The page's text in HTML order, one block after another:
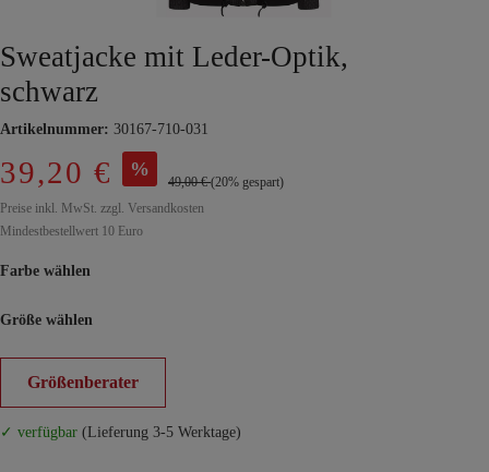
Sweatjacke mit Leder-Optik,
schwarz
Artikelnummer: 30167-710-031
39,20 € %
49,00 €(20% gespart)
Preise inkl. MwSt. zzgl. Versandkosten
Mindestbestellwert 10 Euro
Farbe wählen
Größe wählen
Größenberater
✓ verfügbar (Lieferung 3-5 Werktage)